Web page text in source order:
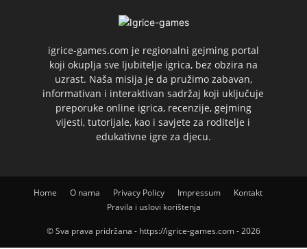
igrice-games.com je regionalni gejming portal
koji okuplja sve ljubitelje igrica, bez obzira na
uzrast. Naša misija je da pružimo zabavan,
informativan i interaktivan sadržaj koji uključuje
preporuke online igrica, recenzije, gejming
vijesti, tutorijale, kao i savjete za roditelje i
edukativne igre za djecu.
Home O nama Privacy Policy Impressum
Kontakt
Pravila i uslovi korištenja
© Sva prava pridržana - https://igrice-games.com - 2026